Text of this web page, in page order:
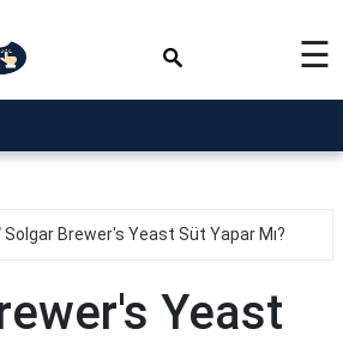
☰
Solgar Brewer's Yeast Süt Yapar Mı?
Yeast